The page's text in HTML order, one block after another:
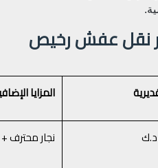
نقل عفش رخيص
المزايا
نجار محترف